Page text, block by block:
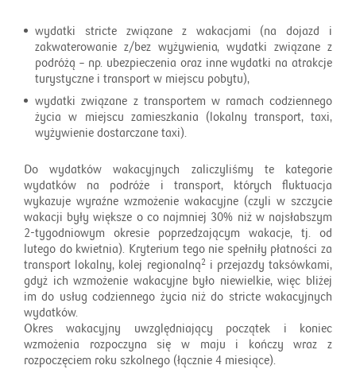
wydatki stricte związane z wakacjami (na dojazd i
zakwaterowanie z/bez wyżywienia, wydatki związane z
podróżą – np. ubezpieczenia oraz inne wydatki na atrakcje
turystyczne i transport w miejscu pobytu),
wydatki związane z transportem w ramach codziennego
życia w miejscu zamieszkania (lokalny transport, taxi,
wyżywienie dostarczane taxi).
Do wydatków wakacyjnych zaliczyliśmy te kategorie
wydatków na podróże i transport, których fluktuacja
wykazuje wyraźne wzmożenie wakacyjne (czyli w szczycie
wakacji były większe o co najmniej 30% niż w najsłabszym
2-tygodniowym okresie poprzedzającym wakacje, tj. od
lutego do kwietnia). Kryterium tego nie spełniły płatności za
transport lokalny, kolej regionalną2i przejazdy taksówkami,
gdyż ich wzmożenie wakacyjne było niewielkie, więc bliżej
im do usług codziennego życia niż do stricte wakacyjnych
wydatków.
Okres wakacyjny uwzględniający początek i koniec
wzmożenia rozpoczyna się w maju i kończy wraz z
rozpoczęciem roku szkolnego (łącznie 4 miesiące).